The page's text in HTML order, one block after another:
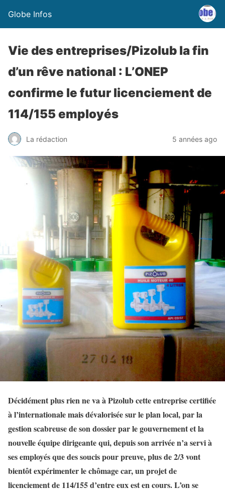
Globe Infos
Vie des entreprises/Pizolub la fin
d’un rêve national : L’ONEP
confirme le futur licenciement de
114/155 employés
La rédaction 5 années ago
Décidément plus rien ne va à Pizolub cette entreprise certifiée
à l’internationale mais dévalorisée sur le plan local, par la
gestion scabreuse de son dossier par le gouvernement et la
nouvelle équipe dirigeante qui, depuis son arrivée n’a servi à
ses employés que des soucis pour preuve, plus de 2/3 vont
bientôt expérimenter le chômage car, un projet de
licenciement de 114/155 d’entre eux est en cours. L’on se